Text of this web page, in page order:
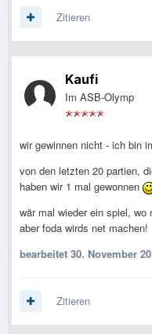
Zitieren
Kaufi
Im ASB-Olymp
wir gewinnen nicht - ich bin
von den letzten 20 partien,
haben wir 1 mal gewonnen
wär mal wieder ein spiel,
aber foda wirds net machen!
bearbeitet 30. November
Zitieren